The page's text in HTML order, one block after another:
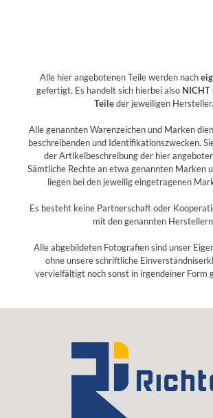
Alle hier angebotenen Teile werden nach
gefertigt. Es handelt sich hierbei also NICHT
Teileder jeweiligen Hersteller.
Alle genannten Warenzeichen und Marken
beschreibenden und Identifikationszwecken.
der Artikelbeschreibung der hier
Sämtliche Rechte an etwa genannten Marken
liegen bei den jeweilig eingetragenen
Es besteht keine Partnerschaft oder
mit den genannten
Alle abgebildeten Fotografien sind unser
ohne unsere schriftliche
vervielfältigt noch sonst in irgendeiner Form